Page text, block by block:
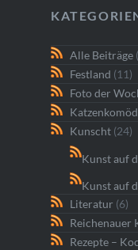
Alle Beiträge
Festland (11)
Foto der
Kunscht(24)
Kunst auf
Kunst auf
Literatur (6)
Reichenauer
Rezepte –